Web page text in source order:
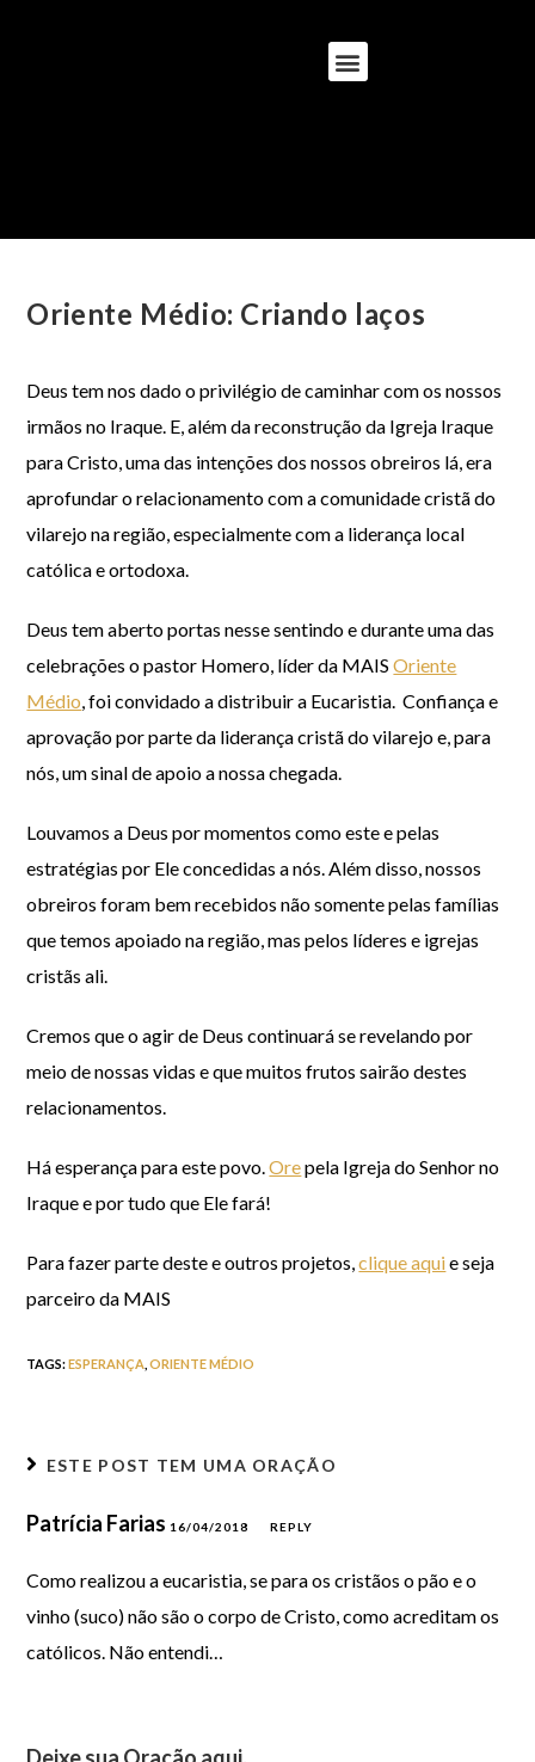
Oriente Médio: Criando laços
Deus tem nos dado o privilégio de caminhar com os nossos
irmãos no Iraque. E, além da reconstrução da Igreja Iraque
para Cristo, uma das intenções dos nossos obreiros lá, era
aprofundar o relacionamento com a comunidade cristã do
vilarejo na região, especialmente com a liderança local
católica e ortodoxa.
Deus tem aberto portas nesse sentindo e durante uma das
celebrações o pastor Homero, líder da MAISOriente
Médio, foi convidado a distribuir a Eucaristia. Confiança e
aprovação por parte da liderança cristã do vilarejo e, para
nós, um sinal de apoio a nossa chegada.
Louvamos a Deus por momentos como este e pelas
estratégias por Ele concedidas a nós. Além disso, nossos
obreiros foram bem recebidos não somente pelas famílias
que temos apoiado na região, mas pelos líderes e igrejas
cristãs ali.
Cremos que o agir de Deus continuará se revelando por
meio de nossas vidas e que muitos frutos sairão destes
relacionamentos.
Há esperança para este povo.Orepela Igreja do Senhor no
Iraque e por tudo que Ele fará!
Para fazer parte deste e outros projetos,clique aquie seja
parceiro da MAIS
TAGS:ESPERANÇA ORIENTE MÉDIO
ESTE POST TEM UMA ORAÇÃO
Patrícia Farias 16/04/2018 REPLY
Como realizou a eucaristia, se para os cristãos o pão e o
vinho (suco) não são o corpo de Cristo, como acreditam os
católicos. Não entendi…